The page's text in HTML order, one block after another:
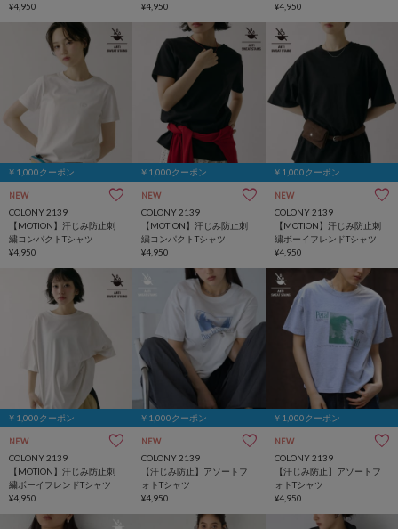
¥4,950
¥4,950
¥4,950
￥1,000クーポン
NEW
COLONY 2139
【MOTION】汗じみ防止刺
繍コンパクトTシャツ
¥4,950
￥1,000クーポン
NEW
COLONY 2139
【MOTION】汗じみ防止刺
繍コンパクトTシャツ
¥4,950
￥1,000クーポン
NEW
COLONY 2139
【MOTION】汗じみ防止刺
繍ボーイフレンドTシャツ
¥4,950
￥1,000クーポン
NEW
COLONY 2139
【MOTION】汗じみ防止刺
繍ボーイフレンドTシャツ
¥4,950
￥1,000クーポン
NEW
COLONY 2139
【汗じみ防止】アソートフ
ォトTシャツ
¥4,950
￥1,000クーポン
NEW
COLONY 2139
【汗じみ防止】アソートフ
ォトTシャツ
¥4,950